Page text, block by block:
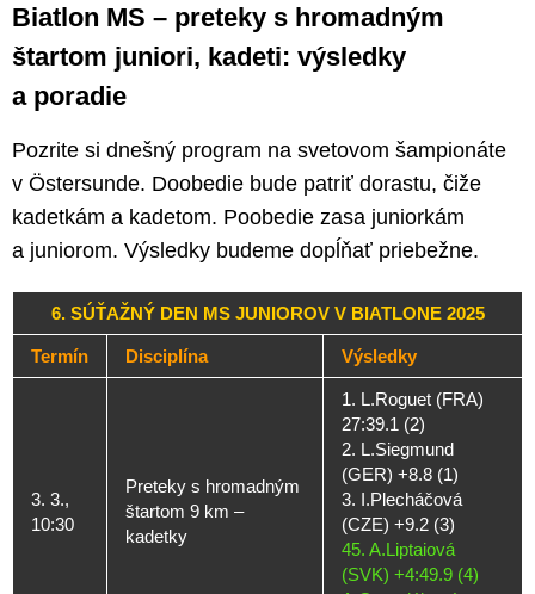
Biatlon MS – preteky s hromadným
štartom juniori, kadeti: výsledky
a poradie
Pozrite si dnešný program na svetovom šampionáte
v Östersunde. Doobedie bude patriť dorastu, čiže
kadetkám a kadetom. Poobedie zasa juniorkám
a juniorom. Výsledky budeme dopĺňať priebežne.
6. SÚŤAŽNÝ DEN MS JUNIOROV V BIATLONE 2025
Termín Disciplína Výsledky
3. 3.,
10:30
Preteky s hromadným
štartom 9 km –
kadetky
1. L.Roguet (FRA)
27:39.1 (2)
2. L.Siegmund
(GER) +8.8 (1)
3. I.Plecháčová
(CZE) +9.2 (3)
45. A.Liptaiová
(SVK) +4:49.9 (4)